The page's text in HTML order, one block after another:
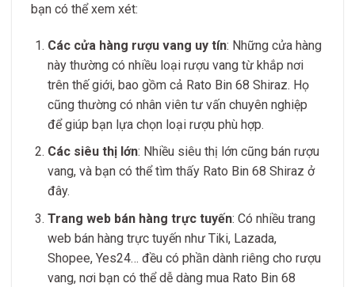
bạn có thể xem xét:
Các cửa hàng rượu vang uy tín: Những cửa hàng
này thường có nhiều loại rượu vang từ khắp nơi
trên thế giới, bao gồm cả Rato Bin 68 Shiraz. Họ
cũng thường có nhân viên tư vấn chuyên nghiệp
để giúp bạn lựa chọn loại rượu phù hợp.
Các siêu thị lớn: Nhiều siêu thị lớn cũng bán rượu
vang, và bạn có thể tìm thấy Rato Bin 68 Shiraz ở
đây.
Trang web bán hàng trực tuyến: Có nhiều trang
web bán hàng trực tuyến như Tiki, Lazada,
Shopee, Yes24… đều có phần dành riêng cho rượu
vang, nơi bạn có thể dễ dàng mua Rato Bin 68